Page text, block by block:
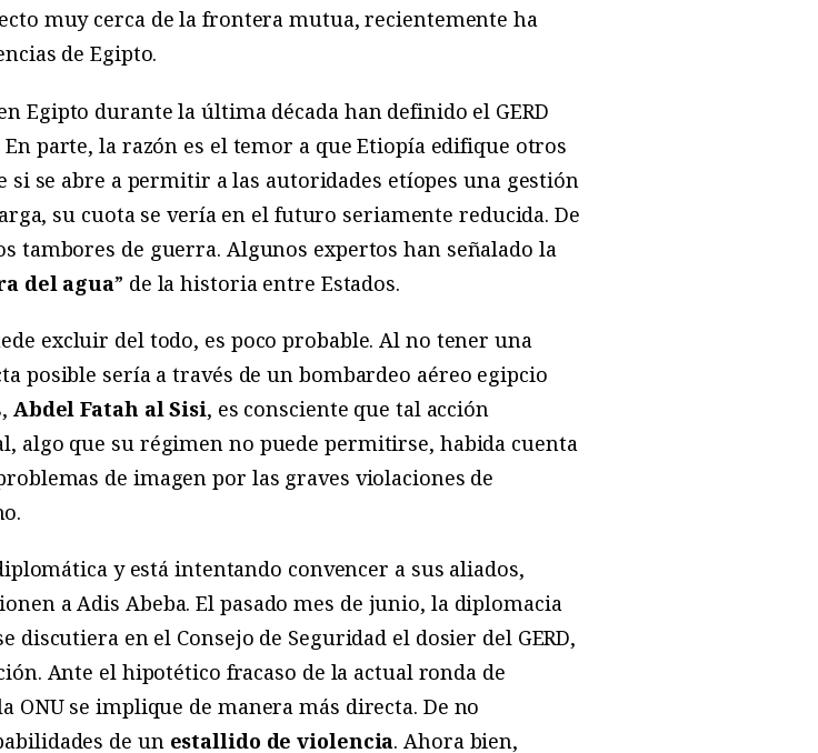
muy cerca de la frontera mutua, recientemente ha
de Egipto.
Egipto durante la última década han definido el GERD
parte, la razón es el temor a que Etiopía edifique otros
se abre a permitir a las autoridades etíopes una gestión
su cuota se vería en el futuro seriamente reducida. De
tambores de guerra. Algunos expertos han señalado la
del agua” de la historia entre Estados.
excluir del todo, es poco probable. Al no tener una
posible sería a través de un bombardeo aéreo egipcio
Abdel Fatah al Sisi, es consciente que tal acción
algo que su régimen no puede permitirse, habida cuenta
de imagen por las graves violaciones de
y está intentando convencer a sus aliados,
a Adis Abeba. El pasado mes de junio, la diplomacia
en el Consejo de Seguridad el dosier del GERD,
Ante el hipotético fracaso de la actual ronda de
ONU se implique de manera más directa. De no
de un estallido de violencia. Ahora bien,